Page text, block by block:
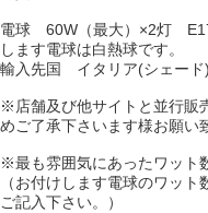
電球 60W（最大）×2灯
します電球は白熱球です。
輸入先国 イタリア(シェード)
※店舗及び他サイトと並行販
めご了承下さいます様お願い
※最も雰囲気にあったワット
（お付けします電球のワッ
ご記入下さい。）